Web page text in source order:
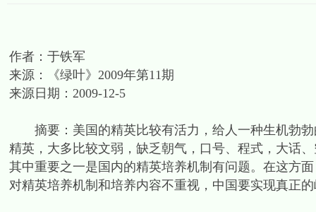
作者：于铁军
来源：《绿叶》2009年第11期
来源日期：2009-12-5
摘要：美国的精英比较有活力，给人一种生机勃勃
精英，大多比较文弱，缺乏朝气，口号、程式，大话
其中重要之一是国内的精英培养机制有问题。在这方
对精英培养机制和培养内容不重视，中国要实现真正